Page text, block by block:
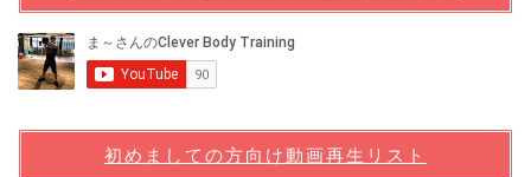
初めましての方向け動画再生リスト